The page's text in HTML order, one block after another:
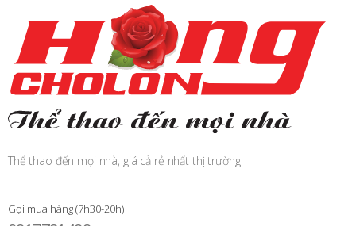
Thể thao đến mọi nhà, giá cả rẻ nhất thị trường
Gọi mua hàng (7h30-20h)